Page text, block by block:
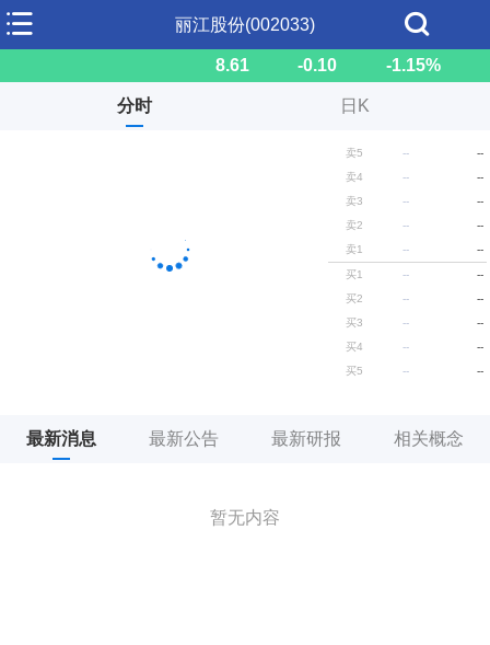
丽江股份(002033)
-1.15%
-0.10
8.61
分时 日K
卖5 --
--
卖4
--
--
卖3
--
--
卖2
--
--
卖1
-- --
买1 --
--
买2
--
--
买3
--
--
买4
--
--
买5
-- --
最新消息 最新公告 最新研报 相关概念
暂无内容